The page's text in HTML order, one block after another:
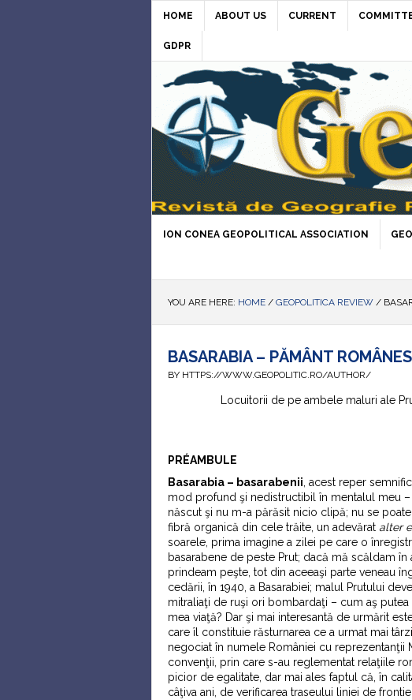
HOME ABOUT US CURRENT
GDPR
ION CONEA GEOPOLITICAL ASSOCIATION
YOU ARE HERE: HOME / GEOPOLITICA REVIEW /
BASARABIA – PĂMÂNT
BY HTTPS://WWW.GEOPOLITIC.RO/AUTHOR/
Locuitorii de pe ambele maluri ale
PRÉAMBULE
Basarabia – basarabenii , acest reper
mod profund şi nedistructibil în mentalul meu
născut şi nu m-a părăsit nicio clipă; nu se
fibră organică din cele trăite, un adevărat alter
soarele, prima imagine a zilei pe care o
basarabene de peste Prut; dacă mă scăldam
prindeam peşte, tot din aceeaşi parte veneau
cedării, în 1940, a Basarabiei; malul Prutului
mitraliaţi de ruşi ori bombardaţi – cum aş
mea viaţă? Dar şi mai interesantă de urmărit
care îl constituie răsturnarea ce a urmat mai
negociat în numele României cu reprezentanţii
convenţii, prin care s-au reglementat relaţiile
picior de egalitate, dar mai ales faptul că, în
câţiva ani, de verificarea traseului liniei de